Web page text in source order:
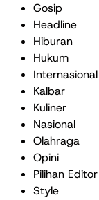
Gosip
Headline
Hiburan
Hukum
Internasional
Kalbar
Kuliner
Nasional
Olahraga
Opini
Pilihan Editor
Style